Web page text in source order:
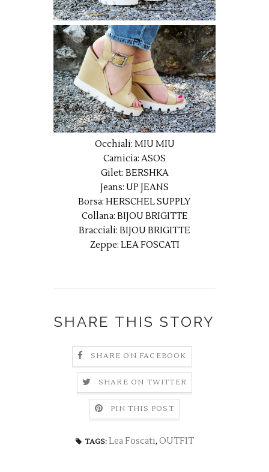
Occhiali: MIU MIU
Camicia: ASOS
Gilet: BERSHKA
Jeans: UP JEANS
Borsa: HERSCHEL SUPPLY
Collana: BIJOU BRIGITTE
Bracciali: BIJOU BRIGITTE
Zeppe: LEA FOSCATI
SHARE THIS STORY
SHARE ON FACEBOOK
SHARE ON TWITTER
PIN THIS POST
TAGS: Lea Foscati, OUTFIT